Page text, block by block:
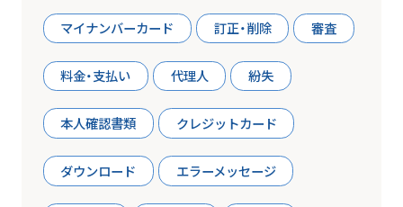
マイナンバーカード 訂正・削除 審査
料金・支払い 代理人 紛失
本人確認書類 クレジットカード
ダウンロード エラーメッセージ